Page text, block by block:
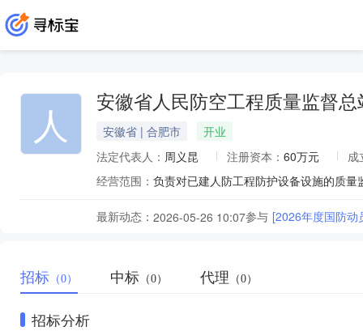
人 安徽省人民防空工程质量监督总
安徽省 | 合肥市
开业
法定代表人： 周义昆 注册资本： 60万元
成
经营范围：
最新动态： 2026-05-26 10:07参与 [2026年度国防动
招标 （0） 中标 （0） 代理 （0）
招标分析